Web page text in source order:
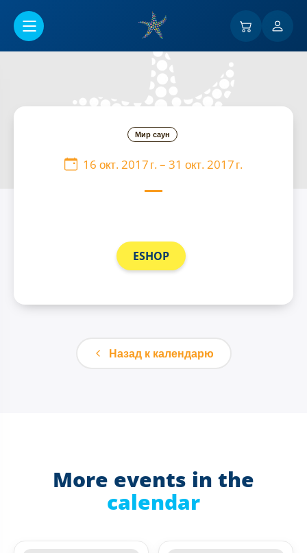
Мир саун
16 окт. 2017 г.– 31 окт. 2017 г.
ESHOP
Назад к календарю
More events in the
calendar